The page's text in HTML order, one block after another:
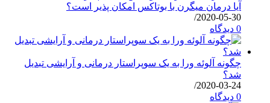
آیا درمان میگرن با بوتاکس امکان پذیر است؟
2020-05-30
/
0 دیدگاه
چگونه آلوئه ورا به یک سوپراستار درمانی و آرایشی تبدیل
شد؟
2020-03-24
/
0 دیدگاه